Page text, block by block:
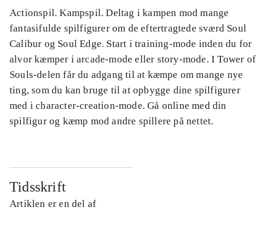
Actionspil. Kampspil. Deltag i kampen mod mange
fantasifulde spilfigurer om de eftertragtede sværd Soul
Calibur og Soul Edge. Start i training-mode inden du for
alvor kæmper i arcade-mode eller story-mode. I Tower of
Souls-delen får du adgang til at kæmpe om mange nye
ting, som du kan bruge til at opbygge dine spilfigurer
med i character-creation-mode. Gå online med din
spilfigur og kæmp mod andre spillere på nettet.
Tidsskrift
Artiklen er en del af